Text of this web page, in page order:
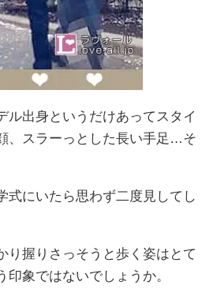
ル出身というだけあってスタイ
、スラーっとした長い手足…そ
式にいたら思わず二度見してし
り握りさっそうと歩く姿はとて
印象ではないでしょうか。